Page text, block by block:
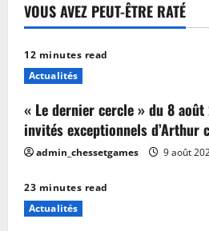
VOUS AVEZ PEUT-ÊTRE RATÉ
12 minutes read
Actualités
« Le dernier cercle » du 8
invités exceptionnels d’Arthur
admin_chessetgames 9 août
23 minutes read
Actualités